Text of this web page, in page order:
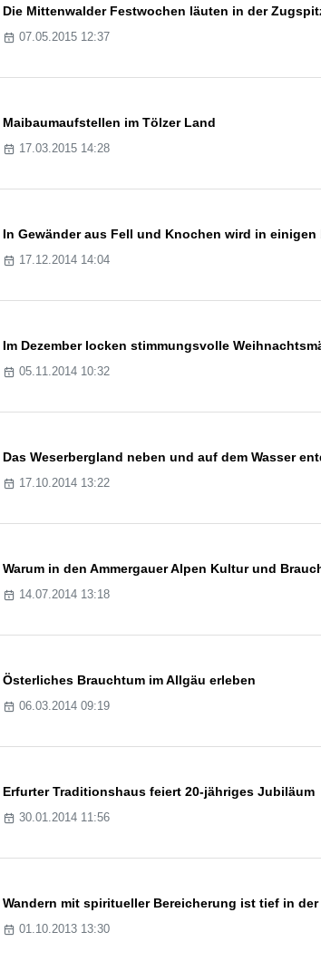
Die Mittenwalder Festwochen läuten in der
07.05.2015 12:37
Maibaumaufstellen im Tölzer Land
17.03.2015 14:28
In Gewänder aus Fell und Knochen wird in
17.12.2014 14:04
Im Dezember locken stimmungsvolle
05.11.2014 10:32
Das Weserbergland neben und auf dem Wasser
17.10.2014 13:22
Warum in den Ammergauer Alpen Kultur und
14.07.2014 13:18
Österliches Brauchtum im Allgäu erleben
06.03.2014 09:19
Erfurter Traditionshaus feiert 20-jähriges Jubiläum
30.01.2014 11:56
Wandern mit spiritueller Bereicherung ist tief in
01.10.2013 13:30